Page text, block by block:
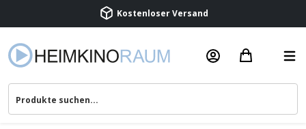
Kostenloser Versand